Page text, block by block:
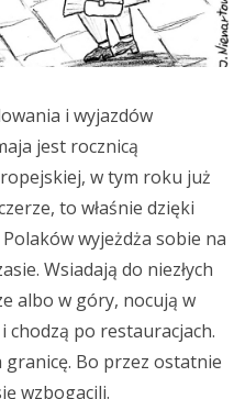
i wyjazdów
jest rocznicą
w tym roku już
to właśnie dzięki
wyjeżdża sobie na
Wsiadają do niezłych
albo w góry, nocują w
po restauracjach.
granicę. Bo przez ostatnie
wzbogacili.